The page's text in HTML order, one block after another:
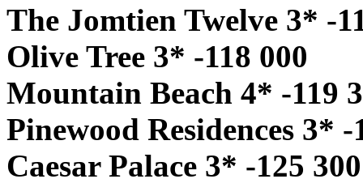
The Jomtien Twelve 3* -
Olive Tree 3* -118 000
Mountain Beach 4* -119
Pinewood Residences 3* -
Caesar Palace 3* -125 300